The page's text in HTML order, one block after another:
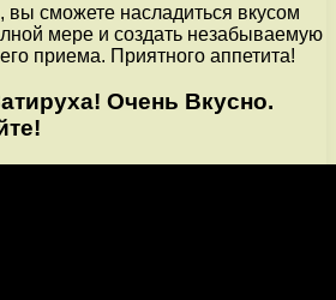
вы сможете насладиться вкусом
мере и создать незабываемую
приема. Приятного аппетита!
Очень Вкусно.